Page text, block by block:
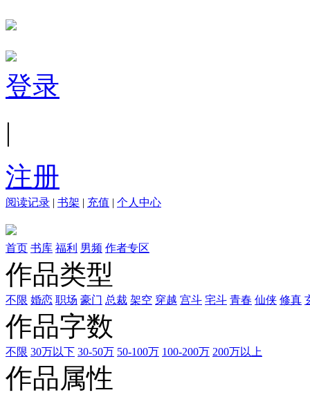
登录
|
注册
阅读记录 | 书架 | 充值 | 个人中心
首页 书库 福利 男频 作者专区
作品类型
不限 婚恋 职场 豪门 总裁 架空 穿越 宫斗 宅斗 青春 仙侠 修真
作品字数
不限 30万以下 30-50万 50-100万 100-200万 200万以上
作品属性